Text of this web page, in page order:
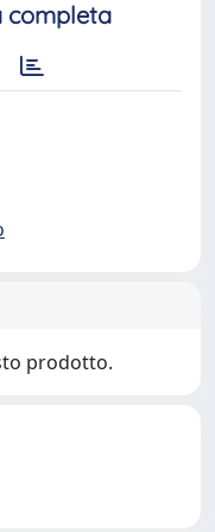
completa
prodotto.